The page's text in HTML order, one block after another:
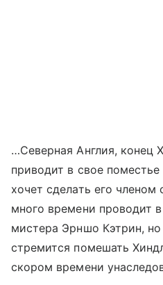
…Северная Англия, конец
приводит в свое
хочет сделать его
много времени проводит
мистера Эрншо Кэтрин,
стремится помешать
скором времени